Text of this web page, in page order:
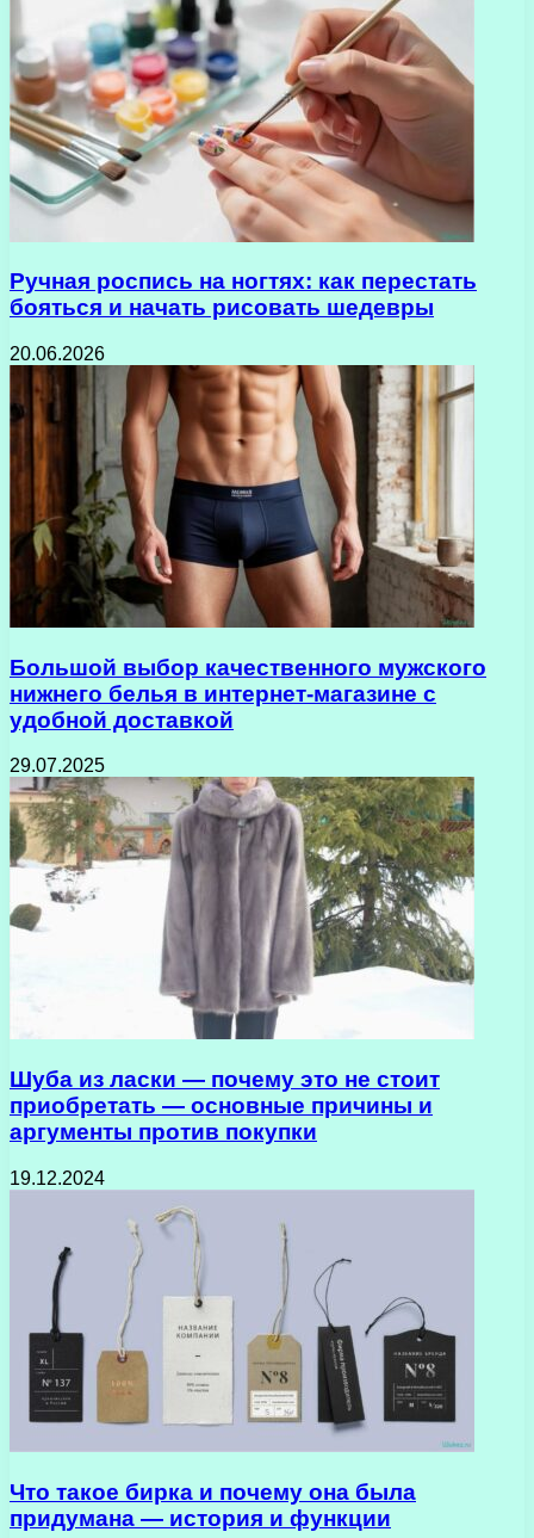
Ручная роспись на ногтях: как перестать
бояться и начать рисовать шедевры
20.06.2026
Большой выбор качественного мужского
нижнего белья в интернет-магазине с
удобной доставкой
29.07.2025
Шуба из ласки — почему это не стоит
приобретать — основные причины и
аргументы против покупки
19.12.2024
Что такое бирка и почему она была
придумана — история и функции